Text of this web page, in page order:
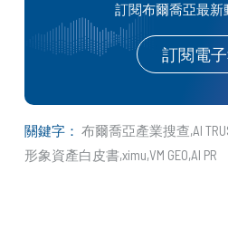
訂閱布爾喬亞最新
訂閱電
關鍵字： 布爾喬亞產業搜查 AI
形象資產白皮書 ximu VM GEO AI PR